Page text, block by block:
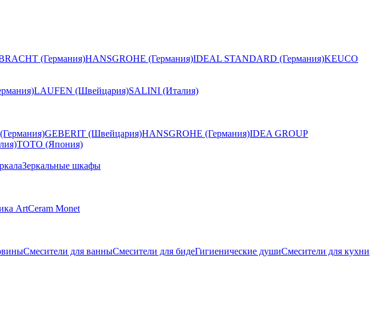
(Германия)HANSGROHE (Германия)IDEAL STANDARD (Германия)KEUCO
LAUFEN (Швейцария)SALINI (Италия)
GEBERIT (Швейцария)HANSGROHE (Германия)IDEA GROUP
TOTO (Япония)
Зеркальные шкафы
ArtCeram Monet
Смесители для ванныСмесители для бидеГигиенические душиСмесители для кухни